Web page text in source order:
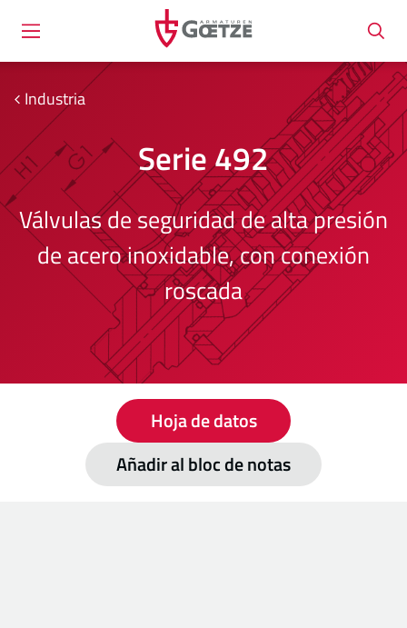
Industria
Serie 492
Válvulas de seguridad de alta presión
de acero inoxidable, con conexión
roscada
Hoja de datos
Añadir al bloc de notas